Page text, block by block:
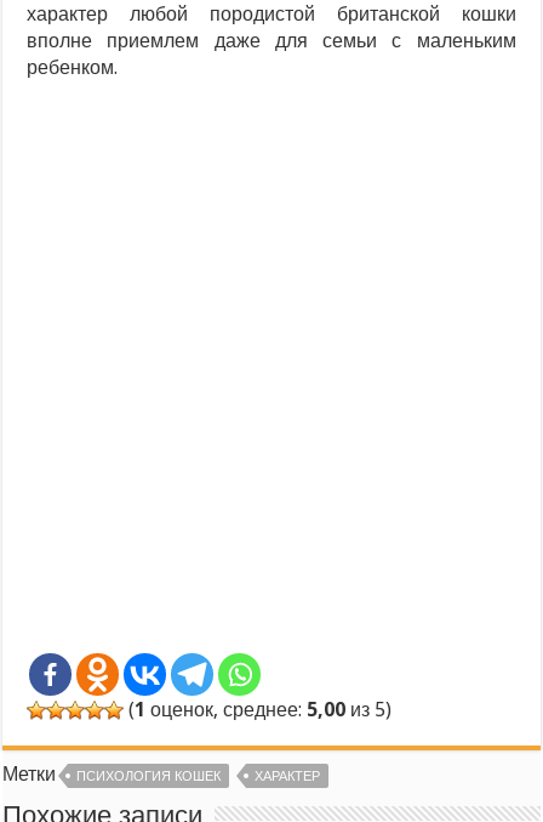
характер любой породистой британской кошки
вполне приемлем даже для семьи с маленьким
ребенком.
(1 оценок, среднее: 5,00 из 5)
Метки ПСИХОЛОГИЯ КОШЕК ХАРАКТЕР
Похожие записи